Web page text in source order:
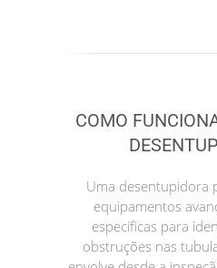
COMO
Uma desentupidora
equipamentos
específicas para
obstruções nas